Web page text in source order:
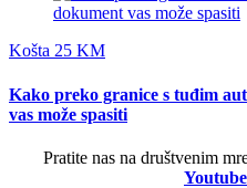
Košta 25 KM
Kako preko granice s tuđim
vas može spasiti
Pratite nas na društvenim
Youtube